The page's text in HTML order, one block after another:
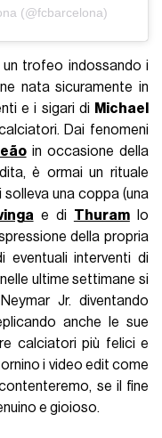
(@fcbarcelona)
un trofeo indossando i
nata sicuramente in
e i sigari di Michael
Dai fenomeni
in occasione della
è ormai un rituale
una coppa (una
e di Thuramlo
della propria
eventuali interventi di
ultime settimane si
Jr. diventando
anche le sue
calciatori più felici e
i video edit come
se il fine
e gioioso.